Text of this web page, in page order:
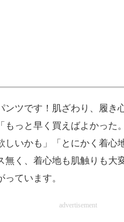
ツです！肌ざわり、履き
もっと早く買えばよかった
しいかも」「とにかく着心
無く、着心地も肌触りも大
ています。
advertisement